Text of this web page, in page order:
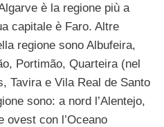
è la regione più a
capitale è Faro. Altre
regione sono Albufeira,
Portimão, Quarteira (nel
Tavira e Vila Real de Santo
sono: a nord l’Alentejo,
ovest con l’Oceano